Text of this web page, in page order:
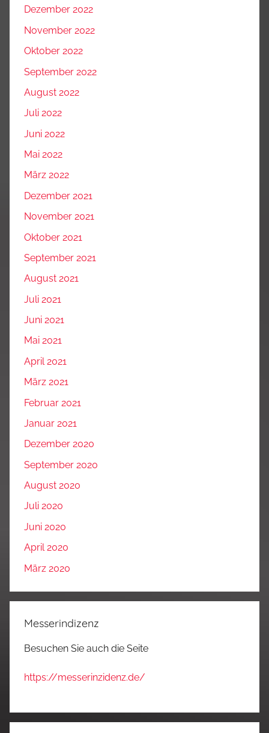
Dezember 2022
November 2022
Oktober 2022
September 2022
August 2022
Juli 2022
Juni 2022
Mai 2022
März 2022
Dezember 2021
November 2021
Oktober 2021
September 2021
August 2021
Juli 2021
Juni 2021
Mai 2021
April 2021
März 2021
Februar 2021
Januar 2021
Dezember 2020
September 2020
August 2020
Juli 2020
Juni 2020
April 2020
März 2020
Messerindizenz
Besuchen Sie auch die Seite
https://messerinzidenz.de/